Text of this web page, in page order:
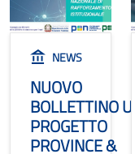
NEWS
NUOVO
BOLLETTINO UPI
PROGETTO
PROVINCE &